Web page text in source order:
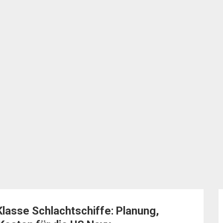
Schlachtschiffe: Planung,